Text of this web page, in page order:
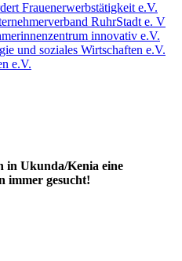
Frauenerwerbstätigkeit e.V.
RuhrStadt e. V
innovativ e.V.
und soziales Wirtschaften e.V.
e.V.
in Ukunda/Kenia eine
immer gesucht!